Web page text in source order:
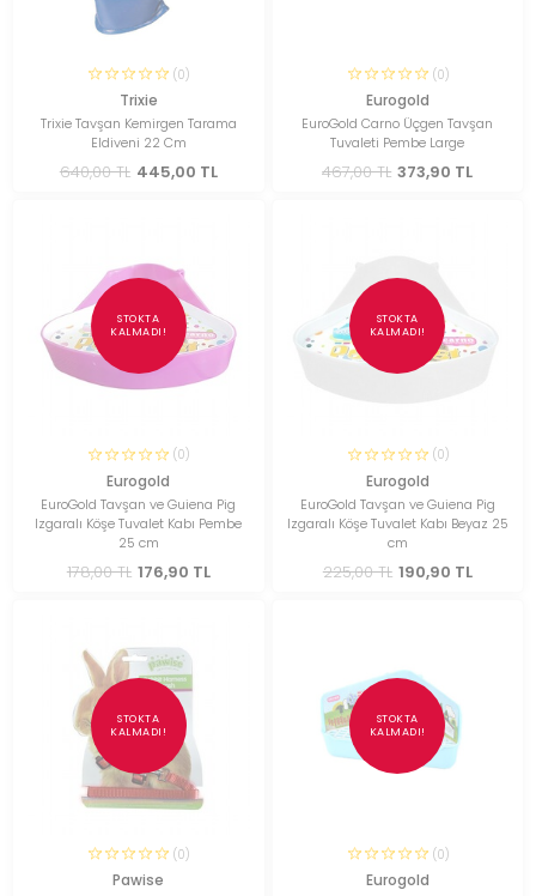
(0)
Trixie
Trixie Tavşan Kemirgen Tarama
Eldiveni 22 Cm
640,00 TL 445,00 TL
(0)
Eurogold
EuroGold Carno Üçgen Tavşan
Tuvaleti Pembe Large
467,00 TL 373,90 TL
STOKTA
KALMADI!
(0)
Eurogold
EuroGold Tavşan ve Guiena Pig
Izgaralı Köşe Tuvalet Kabı Pembe
25 cm
178,00 TL 176,90 TL
STOKTA
KALMADI!
(0)
Eurogold
EuroGold Tavşan ve Guiena Pig
Izgaralı Köşe Tuvalet Kabı Beyaz 25
cm
225,00 TL 190,90 TL
STOKTA
KALMADI!
(0)
Pawise
STOKTA
KALMADI!
(0)
Eurogold